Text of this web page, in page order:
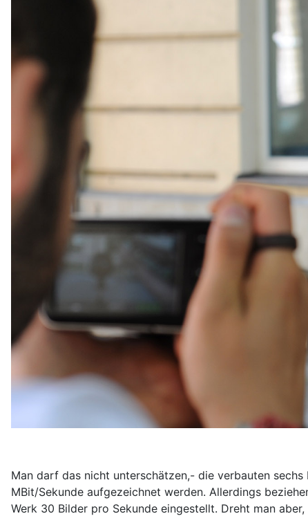
Man darf das nicht unterschätzen,- die verbauten
MBit/Sekunde aufgezeichnet werden. Allerdings
Werk 30 Bilder pro Sekunde eingestellt. Dreht man